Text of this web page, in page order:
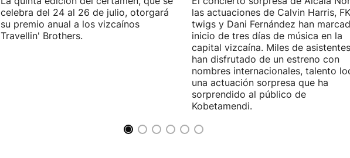
celebra del 24 al 26 de julio, otorgará
su premio anual a los vizcaínos
Travellin' Brothers.
las actuaciones de Calvin Harris,
twigs y Dani Fernández han
inicio de tres días de música en la
capital vizcaína. Miles de asistentes
han disfrutado de un estreno con
nombres internacionales, talento
una actuación sorpresa que ha
sorprendido al público de
Kobetamendi.